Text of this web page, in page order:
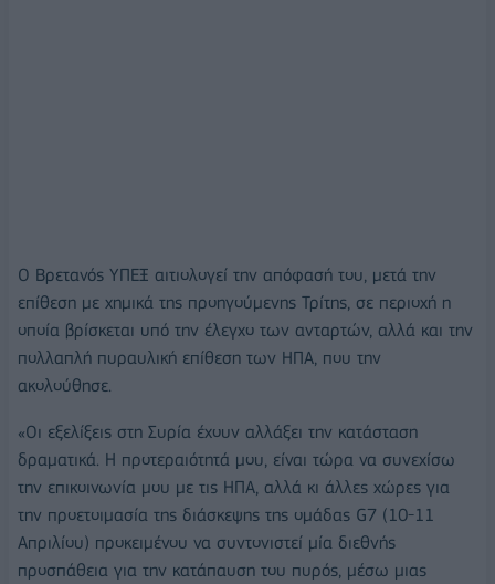
Ο Βρετανός ΥΠΕΞ αιτιολογεί την απόφασή του, μετά την
επίθεση με χημικά της προηγούμενης Τρίτης, σε περιοχή η
οποία βρίσκεται υπό την έλεγχο των ανταρτών, αλλά και την
πολλαπλή πυραυλική επίθεση των ΗΠΑ, που την
ακολούθησε.
«Οι εξελίξεις στη Συρία έχουν αλλάξει την κατάσταση
δραματικά. Η προτεραιότητά μου, είναι τώρα να συνεχίσω
την επικοινωνία μου με τις ΗΠΑ, αλλά κι άλλες χώρες για
την προετοιμασία της διάσκεψης της ομάδας G7 (10-11
Απριλίου) προκειμένου να συντονιστεί μία διεθνής
προσπάθεια για την κατάπαυση του πυρός, μέσω μιας